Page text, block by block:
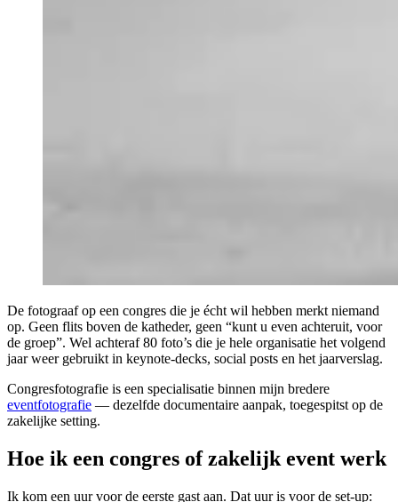
De fotograaf op een congres die je écht wil hebben merkt niemand
op. Geen flits boven de katheder, geen “kunt u even achteruit, voor
de groep”. Wel achteraf 80 foto’s die je hele organisatie het volgend
jaar weer gebruikt in keynote-decks, social posts en het jaarverslag.
Congresfotografie is een specialisatie binnen mijn bredere
eventfotografie — dezelfde documentaire aanpak, toegespitst op de
zakelijke setting.
Hoe ik een congres of zakelijk event werk
Ik kom een uur voor de eerste gast aan. Dat uur is voor de set-up: